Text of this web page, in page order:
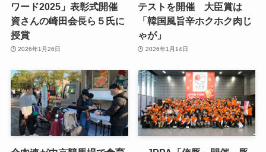
ワード2025」表彰式開催
資さんの崎田会長ら５氏に
授賞
2026年1月26日
テストを開催 大臣賞は
「韓国風旨辛ホクホク肉じ
ゃが」
2026年1月14日